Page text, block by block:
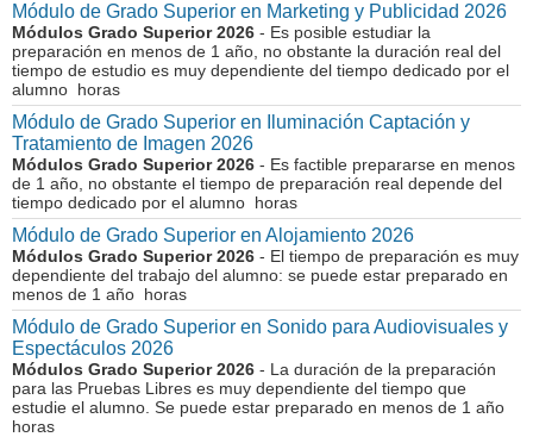
Módulo de Grado Superior en Marketing y Publicidad 2026
Módulos Grado Superior 2026 - Es posible estudiar la
preparación en menos de 1 año, no obstante la duración real del
tiempo de estudio es muy dependiente del tiempo dedicado por el
alumno horas
Módulo de Grado Superior en Iluminación Captación y
Tratamiento de Imagen 2026
Módulos Grado Superior 2026 - Es factible prepararse en menos
de 1 año, no obstante el tiempo de preparación real depende del
tiempo dedicado por el alumno horas
Módulo de Grado Superior en Alojamiento 2026
Módulos Grado Superior 2026 - El tiempo de preparación es muy
dependiente del trabajo del alumno: se puede estar preparado en
menos de 1 año horas
Módulo de Grado Superior en Sonido para Audiovisuales y
Espectáculos 2026
Módulos Grado Superior 2026 - La duración de la preparación
para las Pruebas Libres es muy dependiente del tiempo que
estudie el alumno. Se puede estar preparado en menos de 1 año
horas